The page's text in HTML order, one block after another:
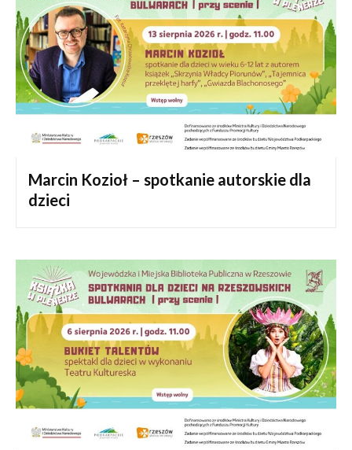
Marcin Kozioł – spotkanie autorskie dla
dzieci